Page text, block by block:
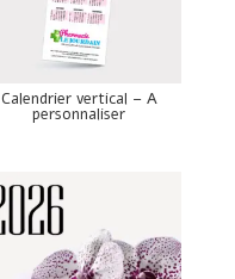
Calendrier vertical – A
personnaliser